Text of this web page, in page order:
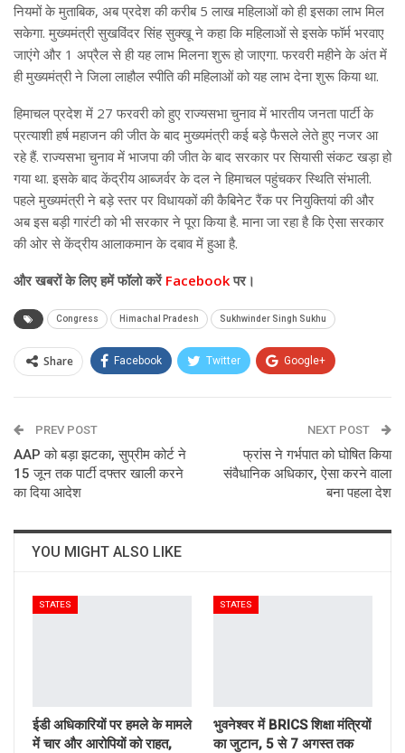
नियमों के मुताबिक, अब प्रदेश की करीब 5 लाख महिलाओं को ही इसका लाभ मिल
सकेगा. मुख्यमंत्री सुखविंदर सिंह सुक्खू ने कहा कि महिलाओं से इसके फॉर्म भरवाए
जाएंगे और 1 अप्रैल से ही यह लाभ मिलना शुरू हो जाएगा. फरवरी महीने के अंत में
ही मुख्यमंत्री ने जिला लाहौल स्पीति की महिलाओं को यह लाभ देना शुरू किया था.
हिमाचल प्रदेश में 27 फरवरी को हुए राज्यसभा चुनाव में भारतीय जनता पार्टी के
प्रत्याशी हर्ष महाजन की जीत के बाद मुख्यमंत्री कई बड़े फैसले लेते हुए नजर आ
रहे हैं. राज्यसभा चुनाव में भाजपा की जीत के बाद सरकार पर सियासी संकट खड़ा हो
गया था. इसके बाद केंद्रीय आब्जर्वर के दल ने हिमाचल पहुंचकर स्थिति संभाली.
पहले मुख्यमंत्री ने बड़े स्तर पर विधायकों की कैबिनेट रैंक पर नियुक्तियां की और
अब इस बड़ी गारंटी को भी सरकार ने पूरा किया है. माना जा रहा है कि ऐसा सरकार
की ओर से केंद्रीय आलाकमान के दबाव में हुआ है.
औरखबरों के लिए हमें फॉलो करेंFacebookपर।
Congress Himachal Pradesh Sukhwinder Singh Sukhu
Share Facebook Twitter Google+
Email
PREV POST
AAP को बड़ा झटका, सुप्रीम कोर्ट ने
15 जून तक पार्टी दफ्तर खाली करने
का दिया आदेश
NEXT POST
फ्रांस ने गर्भपात को घोषित किया
संवैधानिक अधिकार, ऐसा करने वाला
बना पहला देश
YOU MIGHT ALSO LIKE
STATES
ईडी अधिकारियों पर हमले के मामले
में चार और आरोपियों को राहत,
STATES
भुवनेश्वर में BRICS शिक्षा मंत्रियों
का जुटान, 5 से 7 अगस्त तक